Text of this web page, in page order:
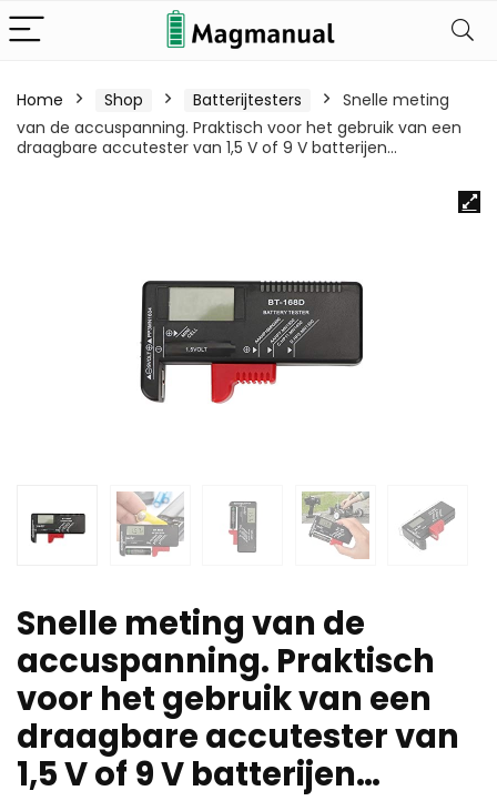
Home Shop Batterijtesters
Snelle meting
van de accuspanning. Praktisch voor het gebruik van een
draagbare accutester van 1,5 V of 9 V batterijen…
Snelle meting van de
accuspanning. Praktisch
voor het gebruik van een
draagbare accutester van
1,5 V of 9 V batterijen…